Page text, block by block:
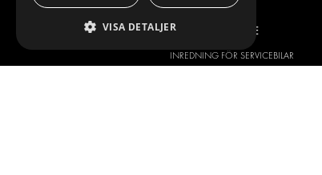
VÅRT ERBJUDANDE
INREDNING FÖR SERVICEBILAR
VISA DETALJER